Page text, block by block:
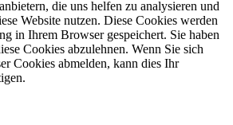
die uns helfen zu analysieren und
Website nutzen. Diese Cookies werden
in Ihrem Browser gespeichert. Sie haben
Cookies abzulehnen. Wenn Sie sich
Cookies abmelden, kann dies Ihr